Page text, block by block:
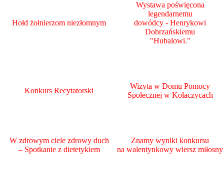
Hołd żołnierzom niezłomnym
Wystawa poświęcona
legendarnemu
dowódcy - Henrykowi
Dobrzańskiemu
"Hubalowi."
Konkurs Recytatorski
Wizyta w Domu Pomocy
Społecznej w Kołaczycach
W zdrowym ciele zdrowy duch
– Spotkanie z dietetykiem
Znamy wyniki konkursu
na walentynkowy wiersz miłosny